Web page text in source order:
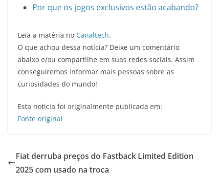
Por que os jogos exclusivos estão acabando?
Leia a matéria no Canaltech.
O que achou dessa notícia? Deixe um comentário
abaixo e/ou compartilhe em suas redes sociais. Assim
conseguiremos informar mais pessoas sobre as
curiosidades do mundo!
Esta notícia foi originalmente publicada em:
Fonte original
Fiat derruba preços do Fastback Limited Edition
2025 com usado na troca